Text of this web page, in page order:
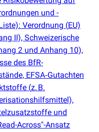
und -
Verordnung (EU)
II), Schweizerische
2 und Anhang 10),
des BfR-
EFSA‑Gutachten
(z. B.
und
Across"-Ansatz